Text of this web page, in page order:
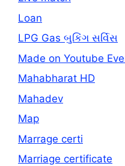
Loan
LPG Gas બુકિંગ સર્વિસ
Made on Youtube
Mahabharat HD
Mahadev
Map
Marrage certi
Marriage certificate